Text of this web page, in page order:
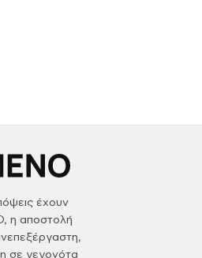
έχουν
η αποστολή
σε γεγονότα